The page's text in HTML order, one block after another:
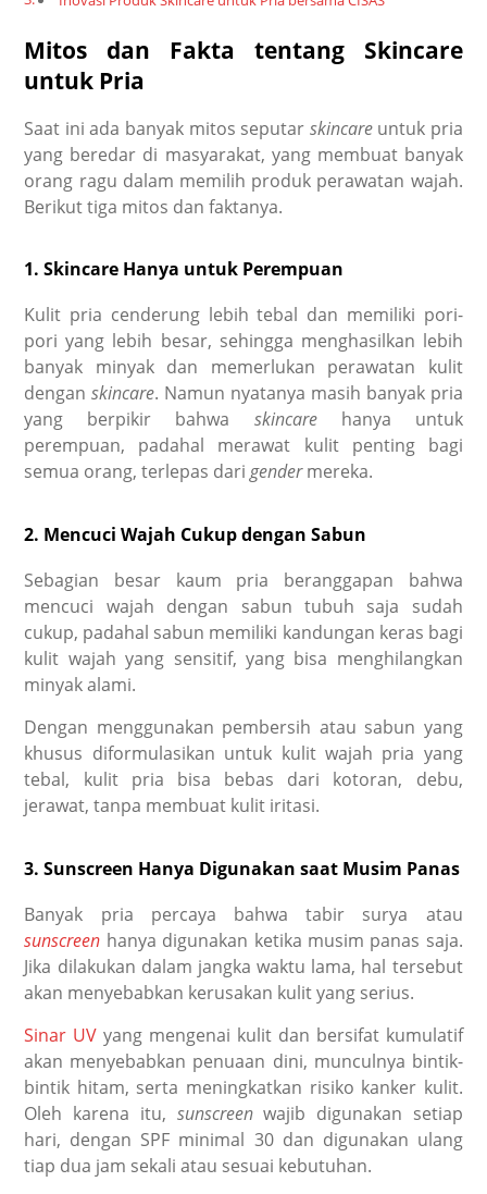
Mitos dan Fakta tentang Skincare
untuk Pria
Saat ini ada banyak mitos seputar skincareuntuk pria
yang beredar di masyarakat, yang membuat banyak
orang ragu dalam memilih produk perawatan wajah.
Berikut tiga mitos dan faktanya.
1. Skincare Hanya untuk Perempuan
Kulit pria cenderung lebih tebal dan memiliki pori-
pori yang lebih besar, sehingga menghasilkan lebih
banyak minyak dan memerlukan perawatan kulit
denganskincare. Namun nyatanya masih banyak pria
yang berpikir bahwa skincare hanya untuk
perempuan, padahal merawat kulit penting bagi
semua orang, terlepas darigendermereka.
2. Mencuci Wajah Cukup dengan Sabun
Sebagian besar kaum pria beranggapan bahwa
mencuci wajah dengan sabun tubuh saja sudah
cukup, padahal sabun memiliki kandungan keras bagi
kulit wajah yang sensitif, yang bisa menghilangkan
minyak alami.
Dengan menggunakan pembersih atau sabun yang
khusus diformulasikan untuk kulit wajah pria yang
tebal, kulit pria bisa bebas dari kotoran, debu,
jerawat, tanpa membuat kulit iritasi.
3. Sunscreen Hanya Digunakan saat Musim Panas
Banyak pria percaya bahwa tabir surya atau
sunscreen hanya digunakan ketika musim panas saja.
Jika dilakukan dalam jangka waktu lama, hal tersebut
akan menyebabkan kerusakan kulit yang serius.
Sinar UV yang mengenai kulit dan bersifat kumulatif
akan menyebabkan penuaan dini, munculnya bintik-
bintik hitam, serta meningkatkan risiko kanker kulit.
Oleh karena itu, sunscreenwajib digunakan setiap
hari, dengan SPF minimal 30 dan digunakan ulang
tiap dua jam sekali atau sesuai kebutuhan.